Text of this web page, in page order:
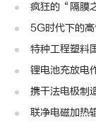
疯狂的“隔膜
5G时代下的高性
特种工程塑料
锂电池充放电
携干法电极制造
联净电磁加热辊